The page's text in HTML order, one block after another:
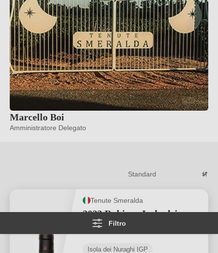
Marcello Boi
Amministratore Delegato
Filtro
Tenute Smeralda
2023 Rubinus Isola dei
Nuraghi IGP
Isola dei Nuraghi IGP